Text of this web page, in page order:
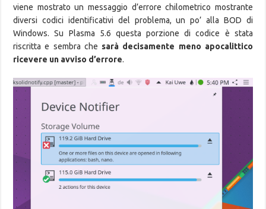
viene mostrato un messaggio d’errore chilometrico mostrante
diversi codici identificativi del problema, un po’ alla BOD di
Windows. Su Plasma 5.6 questa porzione di codice è stata
riscritta e sembra che sarà decisamente meno apocalittico
ricevere un avviso d’errore.